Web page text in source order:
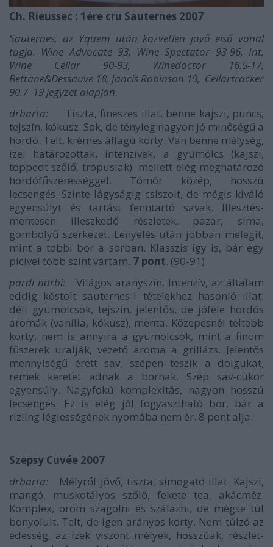
Ch. Rieussec : 1ére cru Sauternes 2007
Sauternes, az Yquem után közvetlen jövő első vonal
tagja. Wine Advocate 93, Wine Spectator 93-96, Int.
Wine Cellar 90-93, Winedoctor 16.5-17,
Bettane&Dessauve 18, Jancis Robinson 19, Cellartracker
90.7 19 jegyzet alapján.
drbarta: Tiszta, fineszes illat, benne kajszi, puncs,
tejszín, kókusz. Sok, de tényleg nagyon jó minőségű a
hordó. Telt, krémes állagú korty. Van benne mélység,
ízei határozottak, intenzívek, a gyümölcs (kajszi,
töppedt szőlő, trópusiak) mellett elég meghatározó
hordófűszerességgel. Tömör közép, hosszú
lecsengés. Szinte lágyságig csiszolt, de mégis kiváló
egyensúlyt és tartást fenntartó savak. Illesztés-
mentesen illeszkedő részletek, pazar, sima,
gömbölyű szerkezet. Lenyelés után jobban melegít,
mint a többi bor a sorban. Klasszis így is, bár egy
picivel több színt vártam. 7 pont. (90-91)
pardi norbi: Világos aranyszín. Intenzív, az általam
eddig kóstolt sauternes-i tételekhez hasonló illat:
déli gyümölcsök, tejszín, jelentős, de jóféle hordós
aromák (vanília, kókusz), menta. Közepesnél teltebb
korty, nem is annyira a gyümölcsök, mint a finom
fűszerek uralják, vezető aroma a grillázs. Jelentős
mennyiségű érett sav, szépen teszik a dolgukat,
remek keretet adnak a bornak. Szép sav-cukor
egyensúly. Nagyfokú komplexitás, nagyon hosszú
lecsengés. Ez is elég jól fogyasztható bor, bár a
rizling légiességének nyomába nem ér. 8 pont alja.
Szepsy Cuvée 2007
drbarta: Mélyről jövő, tiszta, simogató illat. Kajszi,
mangó, muskotályos szőlő, fekete tea, akácméz.
Komplex, öröm szagolni és szálazni, de mégse túl
bonyolult. Telt, de igen arányos korty. Nem túlzó az
édesség, az ízek viszont mélyek, hosszúak, részlet-